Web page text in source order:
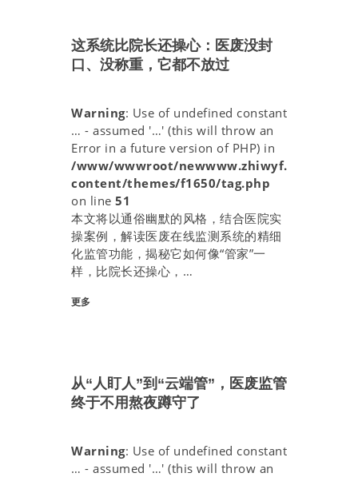
这系统比院长还操心：医废没封
口、没称重，它都不放过
Warning: Use of undefined constant
… - assumed '…' (this will throw an
Error in a future version of PHP) in
/www/wwwroot/newwww.zhiwyf.com/wp-
content/themes/f1650/tag.php
on line 51
本文将以通俗幽默的风格，结合医院实
操案例，解读医废在线监测系统的精细
化监管功能，揭秘它如何像“管家”一
样，比院长还操心，…
更多
- 3 月.
从“人盯人”到“云端管”，医废监管
终于不用熬夜蹲守了
Warning: Use of undefined constant
… - assumed '…' (this will throw an